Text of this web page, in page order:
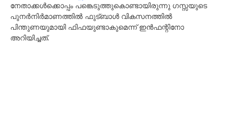
നേതാക്കൾക്കൊപ്പം പ​ങ്കെടുത്തുകൊണ്ടായിരുന്നു ഗസ്സയുടെ
പുനർനിർമാണത്തിൽ ഫുട്ബാൾ വികസനത്തിൽ
പിന്തുണയുമായി ഫിഫയുണ്ടാകുമെന്ന് ഇൻഫന്റിനോ
അറിയിച്ചത്.